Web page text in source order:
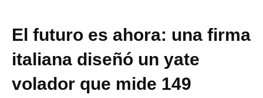
El futuro es ahora: una firma
italiana diseñó un yate
volador que mide 149